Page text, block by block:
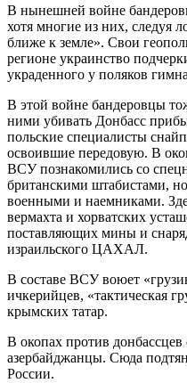
В нынешней войне
хотя многие из них, следуя
ближе к земле». Свои
регионе украинство
украденного у поляков
В этой войне бандеровцы
ними убивать Донбасс
польские специалисты
освоившие передовую. В
ВСУ познакомились со
британскими штабистами,
военными и наемниками.
вермахта и хорватских
поставляющих мины и
израильского ЦАХАЛ.
В составе ВСУ воюет
ичкерийцев, «тактическая
крымских татар.
В окопах против
азербайджанцы. Сюда
России.